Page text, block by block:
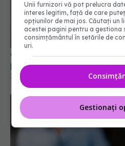
Ce dezvăluie forma buzei
personalitatea ta
31 ian 2026, 10:30
Unii furnizori vă pot prelucra
interes legitim, față de care
opțiunilor de mai jos. Căutați un
acestei pagini pentru a gestiona
consimțământul în setările de
uri.
Gestionați